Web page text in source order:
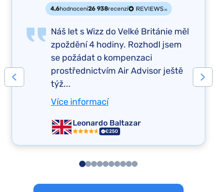
4,6hodnocení26 938recenzí
Náš let s Wizz do Velké Británie měl
zpoždění 4 hodiny. Rozhodl jsem
se požádat o kompenzaci
prostřednictvím Air Advisor ještě
týž...
Více informací
Leonardo Baltazar
€250